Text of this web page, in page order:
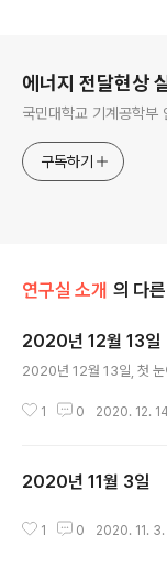
에너지 전달현상
국민대학교 기계공학부
구독하기
연구실 소개 의 다
2020년 12월 13일
2020년 12월 13일, 첫 눈
1 0 2020. 12.
2020년 11월 3일
1 0 2020. 11. 3.